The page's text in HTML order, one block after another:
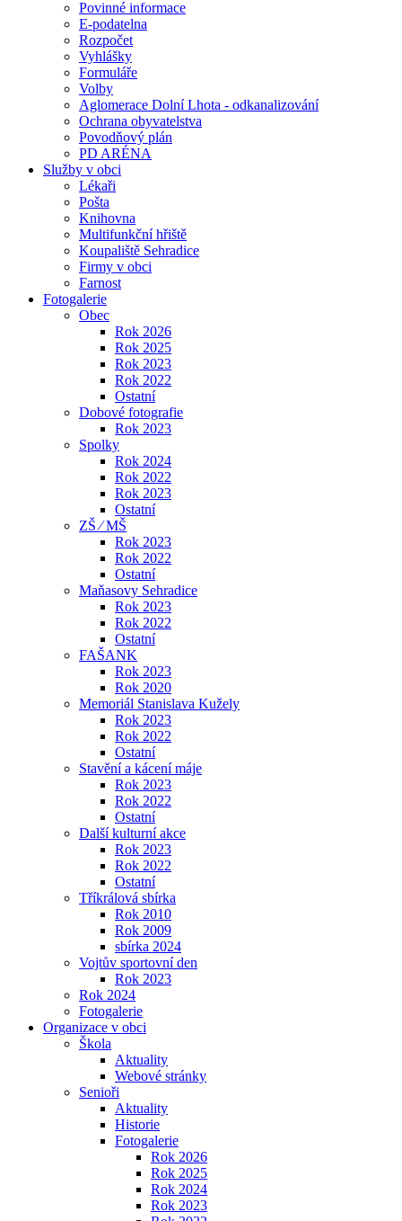
Povinné informace
E-podatelna
Rozpočet
Vyhlášky
Formuláře
Volby
Aglomerace Dolní Lhota - odkanalizování
Ochrana obyvatelstva
Povodňový plán
PD ARÉNA
Služby v obci
Lékaři
Pošta
Knihovna
Multifunkční hřiště
Koupaliště Sehradice
Firmy v obci
Farnost
Fotogalerie
Obec
Rok 2026
Rok 2025
Rok 2023
Rok 2022
Ostatní
Dobové fotografie
Rok 2023
Spolky
Rok 2024
Rok 2022
Rok 2023
Ostatní
ZŠ ⁄ MŠ
Rok 2023
Rok 2022
Ostatní
Maňasovy Sehradice
Rok 2023
Rok 2022
Ostatní
FAŠANK
Rok 2023
Rok 2020
Memoriál Stanislava Kužely
Rok 2023
Rok 2022
Ostatní
Stavění a kácení máje
Rok 2023
Rok 2022
Ostatní
Další kulturní akce
Rok 2023
Rok 2022
Ostatní
Tříkrálová sbírka
Rok 2010
Rok 2009
sbírka 2024
Vojtův sportovní den
Rok 2023
Rok 2024
Fotogalerie
Organizace v obci
Škola
Aktuality
Webové stránky
Senioři
Aktuality
Historie
Fotogalerie
Rok 2026
Rok 2025
Rok 2024
Rok 2023